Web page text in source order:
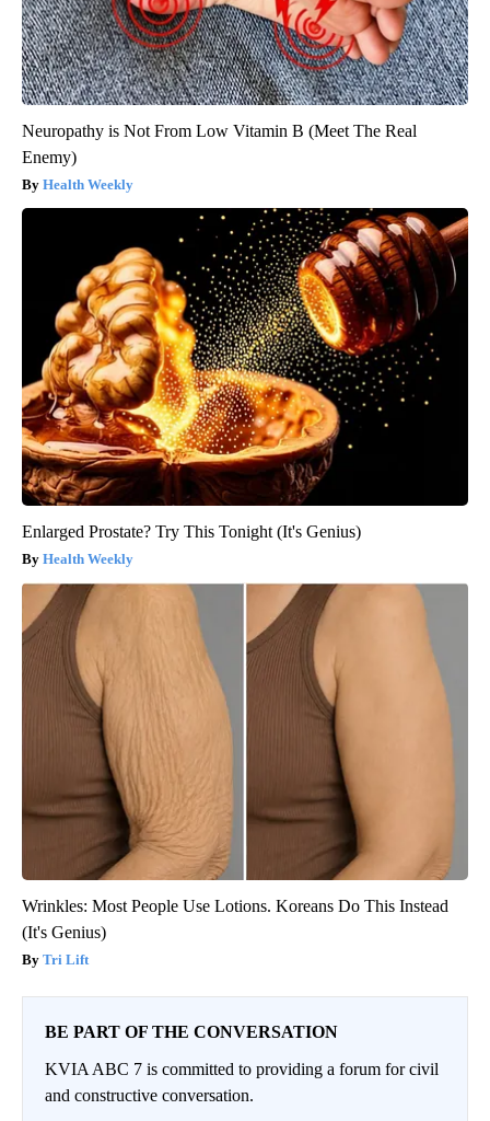
Neuropathy is Not From Low Vitamin B (Meet The Real
Enemy)
Health Weekly
Enlarged Prostate? Try This Tonight (It's Genius)
Health Weekly
Wrinkles: Most People Use Lotions. Koreans Do This Instead
(It's Genius)
Tri Lift
BE PART OF THE CONVERSATION
KVIA ABC 7 is committed to providing a forum for civil
and constructive conversation.